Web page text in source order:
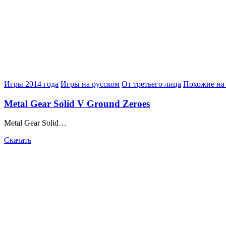
Posted
Игры 2014 года Игры на русском От третьего лица Похожие на
Metal Gear Solid V Ground Zeroes
Metal Gear Solid…
Скачать